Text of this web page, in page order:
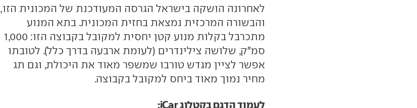
לאחרונה הושקה בישראל הגרסה המעודכנת של המכונית הזו,
והבשורה המרכזית נמצאת בחזית המכונית. בתא המנוע
מתכרבל בקלות מנוע קטן יחסית למקובל בקבוצה הזו: 1,000
סמ"ק, שלושה צילינדרים (לעומת ארבעה בדרך כלל). לטובתו
אפשר לציין מגדש טורבו שמשפר מאוד את היכולת, וגם תג
מחיר נמוך מאוד ביחס למקובל בקבוצה.
לעמוד הדגם בקטלוג iCar: